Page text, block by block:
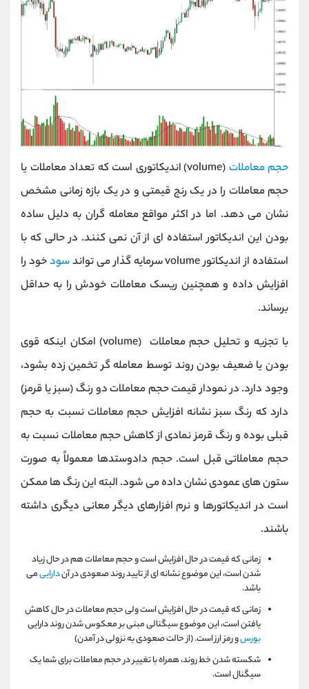
حجم معاملات (volume)اندیکاتوری است که تعداد معاملات یا
حجم معاملات را در یک رنج قیمتی و در یک بازه زمانی مشخص
نشان می دهد. اما در اکثر مواقع معامله گران به دلیل ساده
بودن این اندیکاتور استفاده ای از آن نمی کنند. در حالی که با
استفاده از اندیکاتورvolumeسرمایه گذار می تواندسودخود را
افزایش داده و همچنین ریسک معاملات خودش را به حداقل
برساند.
با تجزیه و تحلیل حجم معاملات (volume) امکان اینکه قوی
بودن یا ضعیف بودن روند توسط معامله گر تخمین زده بشود،
وجود دارد. در نمودار قیمت حجم معاملات دو رنگ (سبز یا قرمز)
دارد که رنگ سبز نشانه افزایش حجم معاملات نسبت به حجم
قبلی بوده و رنگ قرمز نمادی از کاهش حجم معاملات نسبت به
حجم معاملاتی قبل است. حجم دادوستدها معمولاً به صورت
ستون های عمودی نشان داده می شود. البته این رنگ ها ممکن
است در اندیکاتورها و نرم افزارهای دیگر معانی دیگری داشته
باشند.
زمانی که قیمت در حال افزایش است و حجم معاملات هم در حال زیاد
شدن است، این موضوع نشانه ای از تایید روند صعودی در آنداراییمی
باشد.
زمانی که قیمت در حال افزایش است ولی حجم معاملات در حال کاهش
یافتن است، این موضوع سیگنالی مبنی بر معکوس شدن روند دارایی
بورسو رمز ارز است. (از حالت صعودی به نزولی در آمدن)
شکسته شدن خط روند، همراه با تغییر در حجم معاملات برای شما یک
سیگنال است.